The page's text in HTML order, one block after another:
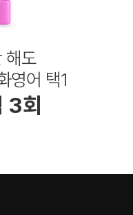
해도
영어 택1
3회